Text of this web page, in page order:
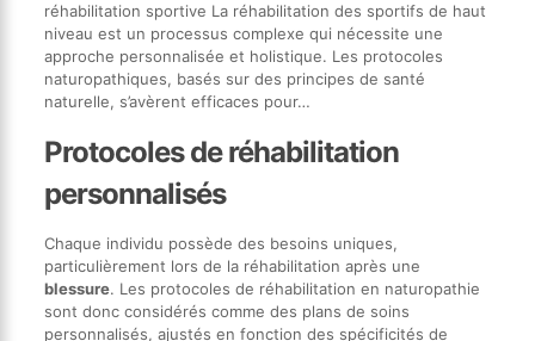
réhabilitation sportive La réhabilitation des sportifs de haut
niveau est un processus complexe qui nécessite une
approche personnalisée et holistique. Les protocoles
naturopathiques, basés sur des principes de santé
naturelle, s’avèrent efficaces pour…
Protocoles de réhabilitation
personnalisés
Chaque individu possède des besoins uniques,
particulièrement lors de la réhabilitation après une
blessure. Les protocoles de réhabilitation en naturopathie
sont donc considérés comme des plans de soins
personnalisés, ajustés en fonction des spécificités de